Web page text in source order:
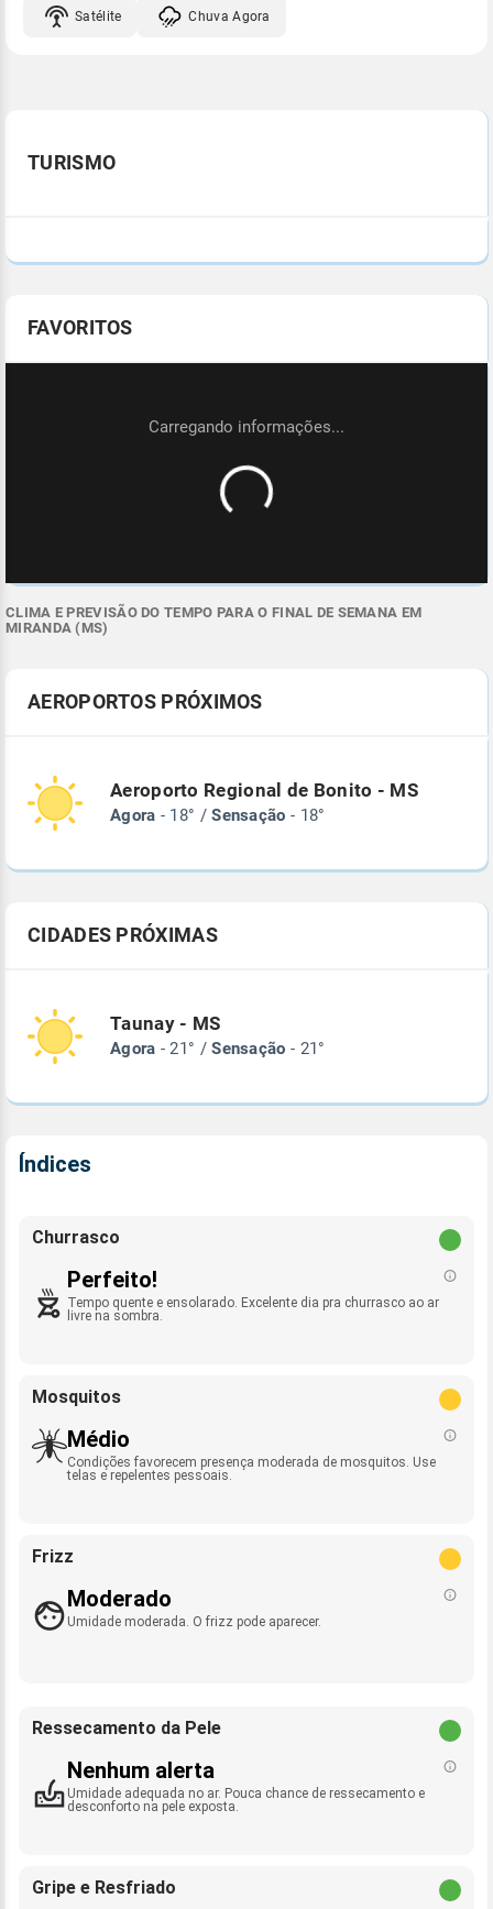
Satélite Chuva Agora
TURISMO
FAVORITOS
CLIMA E PREVISÃO DO TEMPO PARA O FINAL DE SEMANA EM
MIRANDA (MS)
AEROPORTOS PRÓXIMOS
Aeroporto Regional de Bonito - MS
Agora - 18° /Sensação - 18°
CIDADES PRÓXIMAS
Taunay - MS
Agora - 21° /Sensação - 21°
Índices
Churrasco
Perfeito!
Tempo quente e ensolarado. Excelente dia pra churrasco ao ar
livre na sombra.
Mosquitos
Médio
Condições favorecem presença moderada de mosquitos. Use
telas e repelentes pessoais.
Frizz
Moderado
Umidade moderada. O frizz pode aparecer.
Ressecamento da Pele
Nenhum alerta
Umidade adequada no ar. Pouca chance de ressecamento e
desconforto na pele exposta.
Gripe e Resfriado